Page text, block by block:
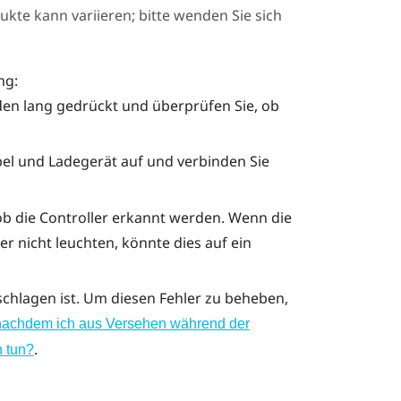
kann variieren; bitte wenden Sie sich
lang gedrückt und überprüfen Sie, ob
und Ladegerät auf und verbinden Sie
die Controller erkannt werden. Wenn die
nicht leuchten, könnte dies auf ein
ist. Um diesen Fehler zu beheben,
ich aus Versehen während der
tun?.